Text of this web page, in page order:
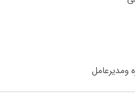
ومدیرعامل